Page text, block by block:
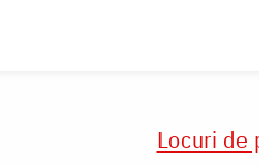
Locuri de